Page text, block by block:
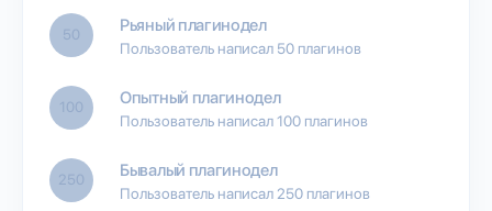
50 Рьяный плагинодел
Пользователь написал 50 плагинов
100 Опытный плагинодел
Пользователь написал 100 плагинов
250 Бывалый плагинодел
Пользователь написал 250 плагинов